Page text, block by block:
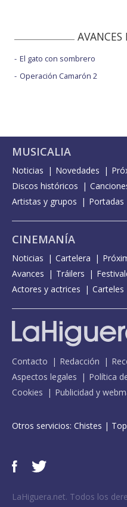
AVANCES
El gato con sombrero
Operación Camarón 2
MUSICALIA
Noticias Novedades
Discos históricos
Artistas y grupos
Portadas
CINEMANÍA
Noticias Cartelera
Avances
Tráilers
Actores y actrices
Carteles
Contacto Redacción
Aspectos legales
Política
Cookies
Publicidad y
Otros servicios: Chistes |
LaHiguera.net. Todos los